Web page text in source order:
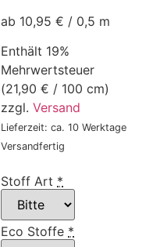
ab 10,95 € / 0,5 m
Enthält 19%
Mehrwertsteuer
(21,90 € / 100 cm)
zzgl. Versand
Lieferzeit: ca. 10 Werktage
Versandfertig
Stoff Art *
Eco Stoffe *